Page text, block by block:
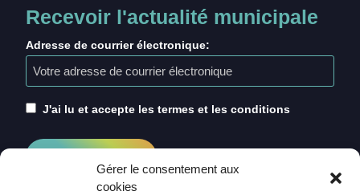
Gérer le consentement aux
cookies
Recevoir l'actualité municipale
Adresse de courrier électronique:
J'ai lu et accepte les termes et les conditions